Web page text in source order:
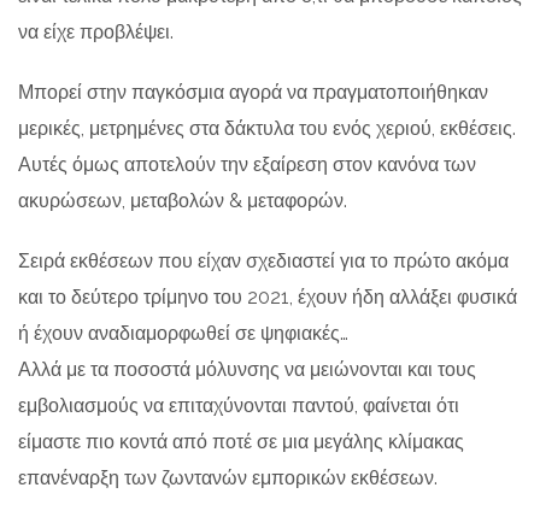
να είχε προβλέψει.
Μπορεί στην παγκόσμια αγορά να πραγματοποιήθηκαν
μερικές, μετρημένες στα δάκτυλα του ενός χεριού, εκθέσεις.
Αυτές όμως αποτελούν την εξαίρεση στον κανόνα των
ακυρώσεων, μεταβολών & μεταφορών.
Σειρά εκθέσεων που είχαν σχεδιαστεί για το πρώτο ακόμα
και το δεύτερο τρίμηνο του 2021, έχουν ήδη αλλάξει φυσικά
ή έχουν αναδιαμορφωθεί σε ψηφιακές…
Αλλά με τα ποσοστά μόλυνσης να μειώνονται και τους
εμβολιασμούς να επιταχύνονται παντού, φαίνεται ότι
είμαστε πιο κοντά από ποτέ σε μια μεγάλης κλίμακας
επανέναρξη των ζωντανών εμπορικών εκθέσεων.